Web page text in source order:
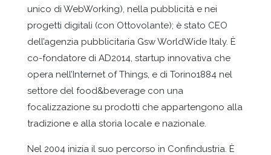
unico di WebWorking), nella pubblicità e nei
progetti digitali (con Ottovolante); è stato CEO
dell’agenzia pubblicitaria Gsw WorldWide Italy. È
co-fondatore di AD2014, startup innovativa che
opera nell’Internet of Things, e di Torino1884 nel
settore del food&beverage con una
focalizzazione su prodotti che appartengono alla
tradizione e alla storia locale e nazionale.
Nel 2004 inizia il suo percorso in Confindustria. È